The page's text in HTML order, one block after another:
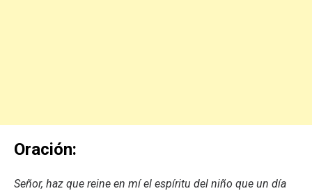
Oración:
Señor, haz que reine en mí el espíritu del niño que un día